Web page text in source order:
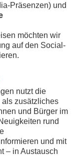
Präsenzen) und
möchten wir
auf den Social-
nutzt die
zusätzliches
und Bürger im
rund
und mit
– in Austausch